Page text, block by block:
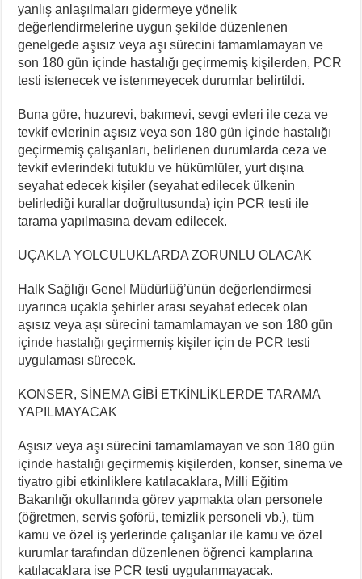
yanlış anlaşılmaları gidermeye yönelik
değerlendirmelerine uygun şekilde düzenlenen
genelgede aşısız veya aşı sürecini tamamlamayan ve
son 180 gün içinde hastalığı geçirmemiş kişilerden, PCR
testi istenecek ve istenmeyecek durumlar belirtildi.
Buna göre, huzurevi, bakımevi, sevgi evleri ile ceza ve
tevkif evlerinin aşısız veya son 180 gün içinde hastalığı
geçirmemiş çalışanları, belirlenen durumlarda ceza ve
tevkif evlerindeki tutuklu ve hükümlüler, yurt dışına
seyahat edecek kişiler (seyahat edilecek ülkenin
belirlediği kurallar doğrultusunda) için PCR testi ile
tarama yapılmasına devam edilecek.
UÇAKLA YOLCULUKLARDA ZORUNLU OLACAK
Halk Sağlığı Genel Müdürlüğ’ünün değerlendirmesi
uyarınca uçakla şehirler arası seyahat edecek olan
aşısız veya aşı sürecini tamamlamayan ve son 180 gün
içinde hastalığı geçirmemiş kişiler için de PCR testi
uygulaması sürecek.
KONSER, SİNEMA GİBİ ETKİNLİKLERDE TARAMA
YAPILMAYACAK
Aşısız veya aşı sürecini tamamlamayan ve son 180 gün
içinde hastalığı geçirmemiş kişilerden, konser, sinema ve
tiyatro gibi etkinliklere katılacaklara, Milli Eğitim
Bakanlığı okullarında görev yapmakta olan personele
(öğretmen, servis şoförü, temizlik personeli vb.), tüm
kamu ve özel iş yerlerinde çalışanlar ile kamu ve özel
kurumlar tarafından düzenlenen öğrenci kamplarına
katılacaklara ise PCR testi uygulanmayacak.